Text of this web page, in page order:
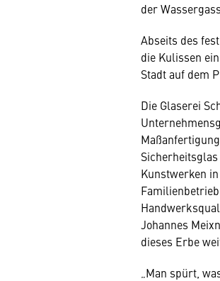
der
Abseits des
die Kulissen
Stadt auf dem
Die Glaserei
Kunstwerken
Johannes
dieses Erbe
„Man spürt,